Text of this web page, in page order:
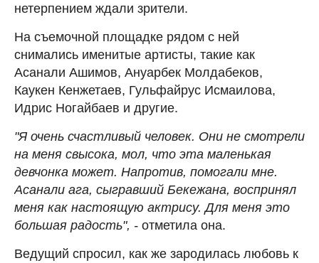
нетерпением ждали зрители.
На съемочной площадке рядом с ней
снимались именитые артисты, такие как
Асанали Ашимов, Ануарбек Молдабеков,
Каукен Кенжетаев, Гульфайрус Исмаилова,
Идрис Ногайбаев и другие.
"Я очень счастливый человек. Они не смотрели
на меня свысока, мол, что эта маленькая
девчонка может. Напротив, помогали мне.
Асанали ага, сыгравший Бекежана, воспринял
меня как настоящую актрису. Для меня это
большая радость", - отметила она.
Ведущий спросил, как же зародилась любовь к